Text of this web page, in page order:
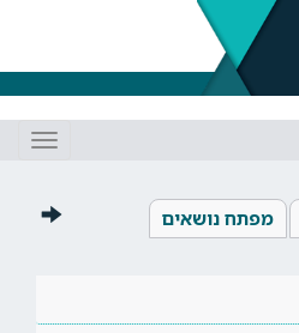
מפתח נושאים